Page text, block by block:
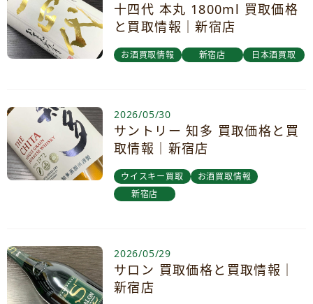
十四代 本丸 1800ml 買取価格
と買取情報｜新宿店
お酒買取情報 新宿店 日本酒買取
2026/05/30
サントリー 知多 買取価格と買
取情報｜新宿店
ウイスキー買取
お酒買取情報
新宿店
2026/05/29
サロン 買取価格と買取情報｜
新宿店